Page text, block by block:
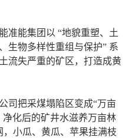
准能集团以 “地貌重塑、土
生物多样性重组与保护” 系
流失严重的矿区，打造成黄
司把采煤塌陷区变成“万亩
化后的矿井水滋养万亩林
，小瓜、黄瓜、苹果挂满枝